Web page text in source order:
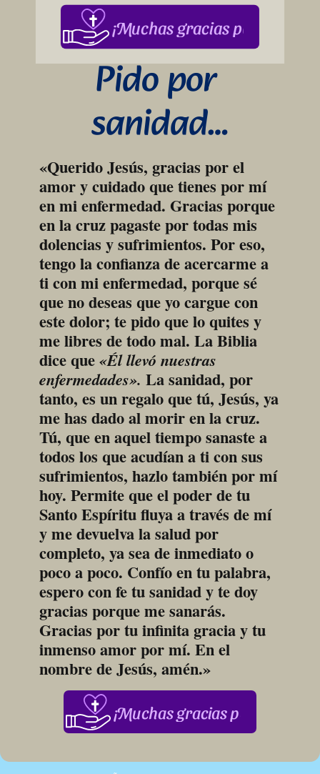
¡Muchas gracias por su
Pido por
sanidad…
«Querido Jesús, gracias por el
amor y cuidado que tienes por mí
en mi enfermedad. Gracias porque
en la cruz pagaste por todas mis
dolencias y sufrimientos. Por eso,
tengo la confianza de acercarme a
ti con mi enfermedad, porque sé
que no deseas que yo cargue con
este dolor; te pido que lo quites y
me libres de todo mal. La Biblia
dice que «Él llevó nuestras
enfermedades». La sanidad, por
tanto, es un regalo que tú, Jesús, ya
me has dado al morir en la cruz.
Tú, que en aquel tiempo sanaste a
todos los que acudían a ti con sus
sufrimientos, hazlo también por mí
hoy. Permite que el poder de tu
Santo Espíritu fluya a través de mí
y me devuelva la salud por
completo, ya sea de inmediato o
poco a poco. Confío en tu palabra,
espero con fe tu sanidad y te doy
gracias porque me sanarás.
Gracias por tu infinita gracia y tu
inmenso amor por mí. En el
nombre de Jesús, amén.»
¡Muchas gracias por su